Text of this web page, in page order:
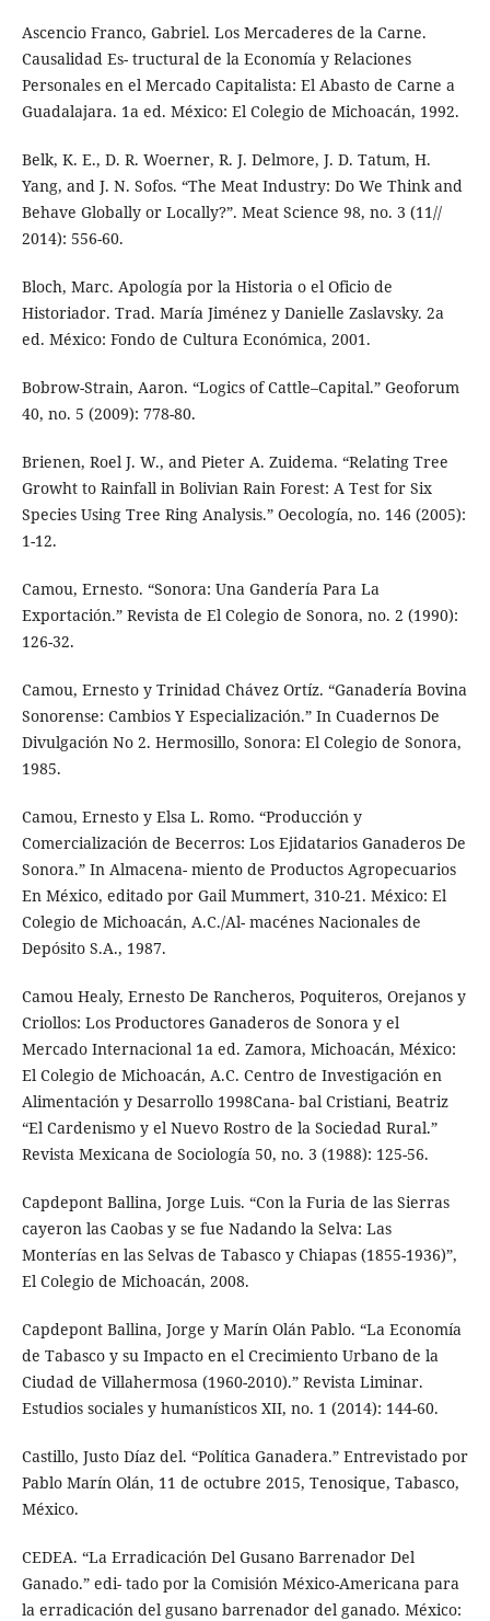
Ascencio Franco, Gabriel. Los Mercaderes de la Carne.
Causalidad Es- tructural de la Economía y Relaciones
Personales en el Mercado Capitalista: El Abasto de Carne a
Guadalajara. 1a ed. México: El Colegio de Michoacán, 1992.
Belk, K. E., D. R. Woerner, R. J. Delmore, J. D. Tatum, H.
Yang, and J. N. Sofos. “The Meat Industry: Do We Think and
Behave Globally or Locally?”. Meat Science 98, no. 3 (11//
2014): 556-60.
Bloch, Marc. Apología por la Historia o el Oficio de
Historiador. Trad. María Jiménez y Danielle Zaslavsky. 2a
ed. México: Fondo de Cultura Económica, 2001.
Bobrow-Strain, Aaron. “Logics of Cattle–Capital.” Geoforum
40, no. 5 (2009): 778-80.
Brienen, Roel J. W., and Pieter A. Zuidema. “Relating Tree
Growht to Rainfall in Bolivian Rain Forest: A Test for Six
Species Using Tree Ring Analysis.” Oecología, no. 146 (2005):
1-12.
Camou, Ernesto. “Sonora: Una Gandería Para La
Exportación.” Revista de El Colegio de Sonora, no. 2 (1990):
126-32.
Camou, Ernesto y Trinidad Chávez Ortíz. “Ganadería Bovina
Sonorense: Cambios Y Especialización.” In Cuadernos De
Divulgación No 2. Hermosillo, Sonora: El Colegio de Sonora,
1985.
Camou, Ernesto y Elsa L. Romo. “Producción y
Comercialización de Becerros: Los Ejidatarios Ganaderos De
Sonora.” In Almacena- miento de Productos Agropecuarios
En México, editado por Gail Mummert, 310-21. México: El
Colegio de Michoacán, A.C./Al- macénes Nacionales de
Depósito S.A., 1987.
Camou Healy, Ernesto De Rancheros, Poquiteros, Orejanos y
Criollos: Los Productores Ganaderos de Sonora y el
Mercado Internacional 1a ed. Zamora, Michoacán, México:
El Colegio de Michoacán, A.C. Centro de Investigación en
Alimentación y Desarrollo 1998Cana- bal Cristiani, Beatriz
“El Cardenismo y el Nuevo Rostro de la Sociedad Rural.”
Revista Mexicana de Sociología 50, no. 3 (1988): 125-56.
Capdepont Ballina, Jorge Luis. “Con la Furia de las Sierras
cayeron las Caobas y se fue Nadando la Selva: Las
Monterías en las Selvas de Tabasco y Chiapas (1855-1936)”,
El Colegio de Michoacán, 2008.
Capdepont Ballina, Jorge y Marín Olán Pablo. “La Economía
de Tabasco y su Impacto en el Crecimiento Urbano de la
Ciudad de Villahermosa (1960-2010).” Revista Liminar.
Estudios sociales y humanísticos XII, no. 1 (2014): 144-60.
Castillo, Justo Díaz del. “Política Ganadera.” Entrevistado por
Pablo Marín Olán, 11 de octubre 2015, Tenosique, Tabasco,
México.
CEDEA. “La Erradicación Del Gusano Barrenador Del
Ganado.” edi- tado por la Comisión México-Americana para
la erradicación del gusano barrenador del ganado. México: